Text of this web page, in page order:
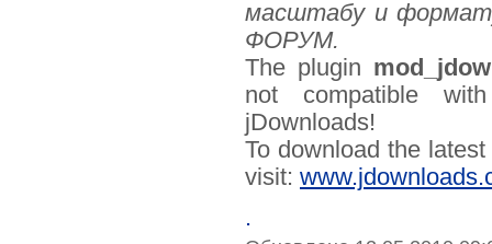
масштабу и
ФОРУМ.
The plugin
not compatible
jDownloads!
To download the
visit:
.